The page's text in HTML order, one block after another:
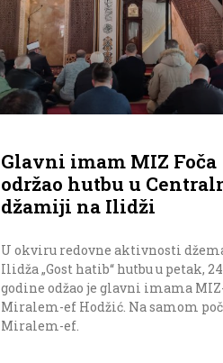
Glavni imam MIZ Foča
održao hutbu u
džamiji na Ilidži
U okviru redovne aktivnosti
Ilidža „Gost hatib“ hutbu u petak,
godine odžao je glavni imama
Miralem-ef Hodžić. Na samom
Miralem-ef.